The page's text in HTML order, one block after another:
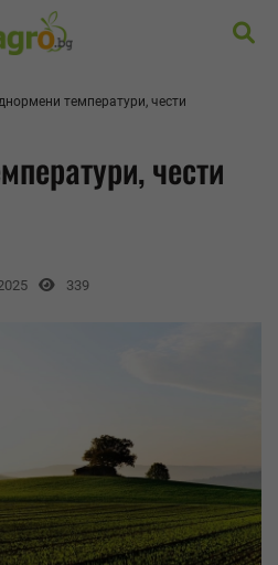
температури, чести
чести
339